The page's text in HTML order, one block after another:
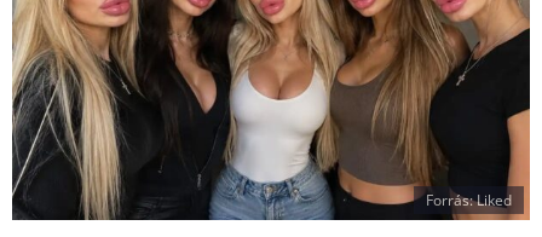
Forrás: Liked